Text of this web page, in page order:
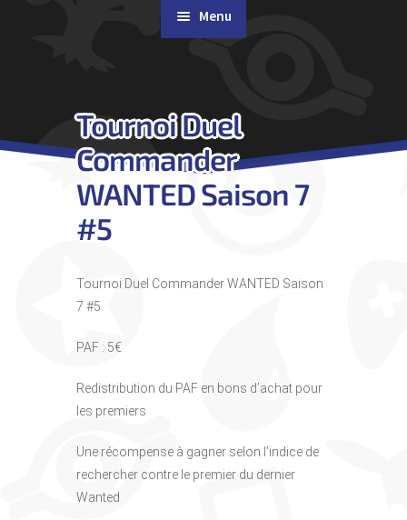
Menu
Agenda
Contact & Accès
Tournoi Duel
Commander
WANTED Saison 7
#5
Tournoi Duel Commander WANTED Saison
7 #5
PAF : 5€
Redistribution du PAF en bons d’achat pour
les premiers
Une récompense à gagner selon l’indice de
rechercher contre le premier du dernier
Wanted